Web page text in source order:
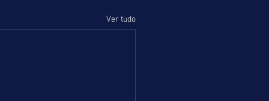
Ver tudo